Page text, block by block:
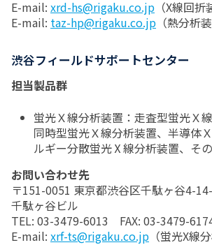
E-mail: xrd-hs@rigaku.co.jp （X線回折
E-mail: taz-hp@rigaku.co.jp （熱分析装
渋谷フィールドサポートセンター
担当製品群
蛍光Ｘ線分析装置：走査型蛍光Ｘ
同時型蛍光Ｘ線分析装置、半導体
ルギー分散蛍光Ⅹ線分析装置、そ
お問い合わせ先
〒151-0051 東京都渋谷区千駄ヶ谷4-
千駄ヶ谷ビル
TEL: 03-3479-6013 FAX: 03-3479-
E-mail: xrf-ts@rigaku.co.jp （蛍光X線